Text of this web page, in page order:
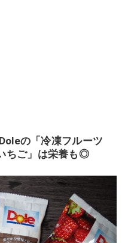
の「冷凍フルーツ
ちご」は栄養も◎